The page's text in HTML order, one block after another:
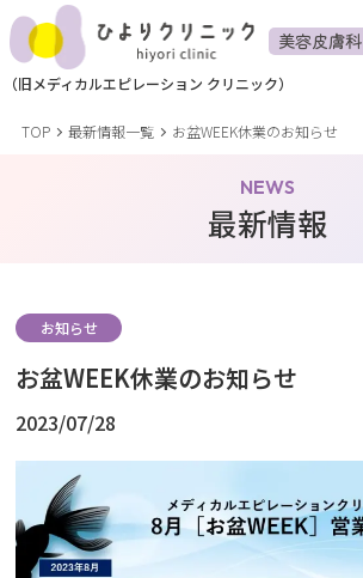
美容皮膚科
（旧メディカルエピレーション クリニック）
TOP 最新情報一覧 お盆WEEK休業のお知らせ
NEWS
最新情報
お知らせ
お盆WEEK休業のお知らせ
2023/07/28